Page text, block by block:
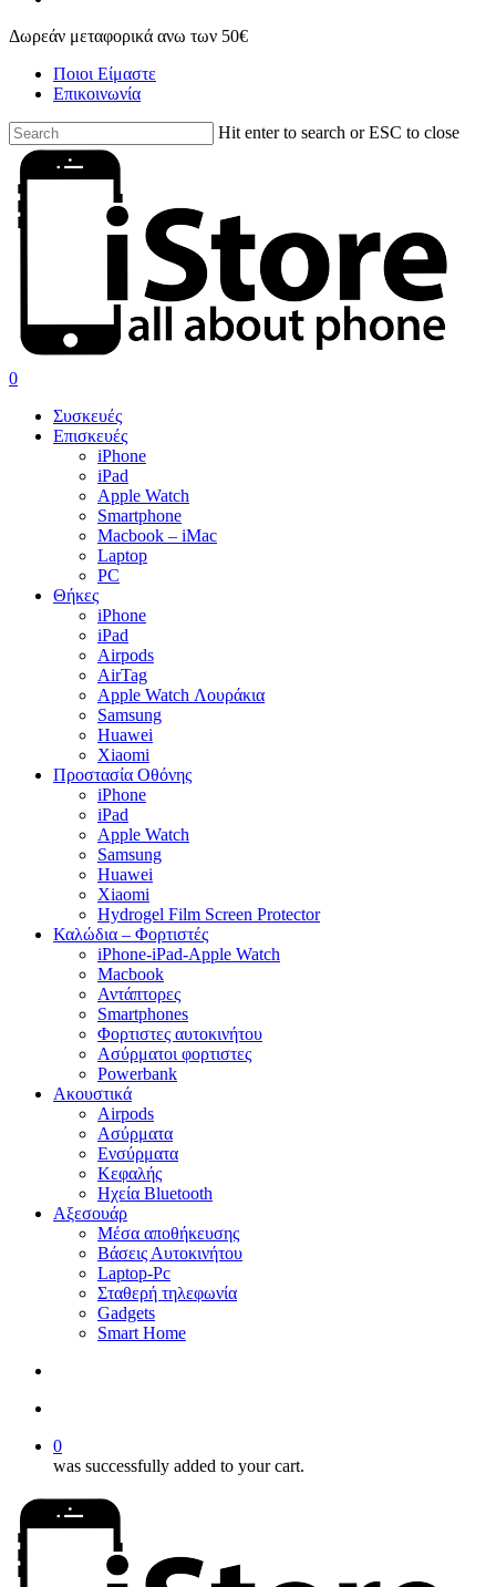
Δωρεάν μεταφορικά ανω των 50€
Ποιοι Είμαστε
Επικοινωνία
Hit enter to search or ESC to close
Close
Search
search
account
0
Συσκευές
Επισκευές
iPhone
iPad
Apple Watch
Smartphone
Macbook – iMac
Laptop
PC
Θήκες
iPhone
iPad
Airpods
AirTag
Apple Watch Λουράκια
Samsung
Huawei
Xiaomi
Προστασία Οθόνης
iPhone
iPad
Apple Watch
Samsung
Huawei
Xiaomi
Hydrogel Film Screen Protector
Καλώδια – Φορτιστές
iPhone-iPad-Apple Watch
Macbook
Αντάπτορες
Smartphones
Φορτιστες αυτοκινήτου
Ασύρματοι φορτιστες
Powerbank
Ακουστικά
Airpods
Ασύρματα
Ενσύρματα
Κεφαλής
Ηχεία Bluetooth
Αξεσουάρ
Μέσα αποθήκευσης
Βάσεις Αυτοκινήτου
Laptop-Pc
Σταθερή τηλεφωνία
Gadgets
Smart Home
0
was successfully added to your cart.